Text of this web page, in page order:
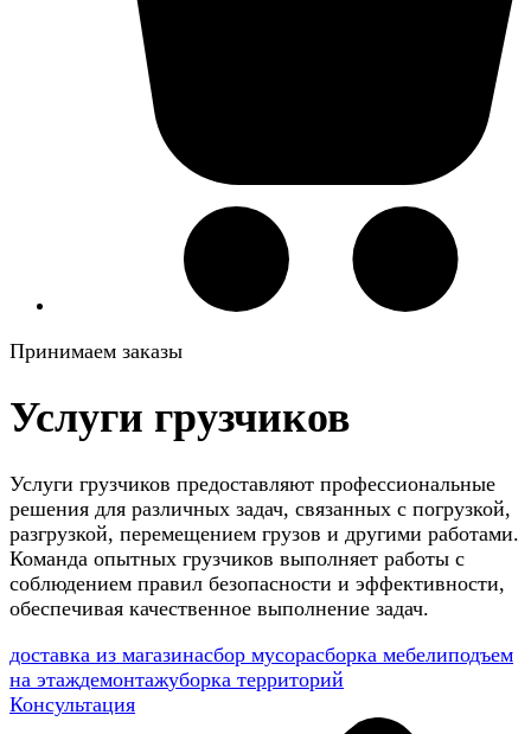
Принимаем заказы
Услуги грузчиков
Услуги грузчиков предоставляют профессиональные
решения для различных задач, связанных с погрузкой,
разгрузкой, перемещением грузов и другими работами.
Команда опытных грузчиков выполняет работы с
соблюдением правил безопасности и эффективности,
обеспечивая качественное выполнение задач.
доставка из магазинасбор мусорасборка мебелиподъем
на этаждемонтажуборка территорий
Консультация